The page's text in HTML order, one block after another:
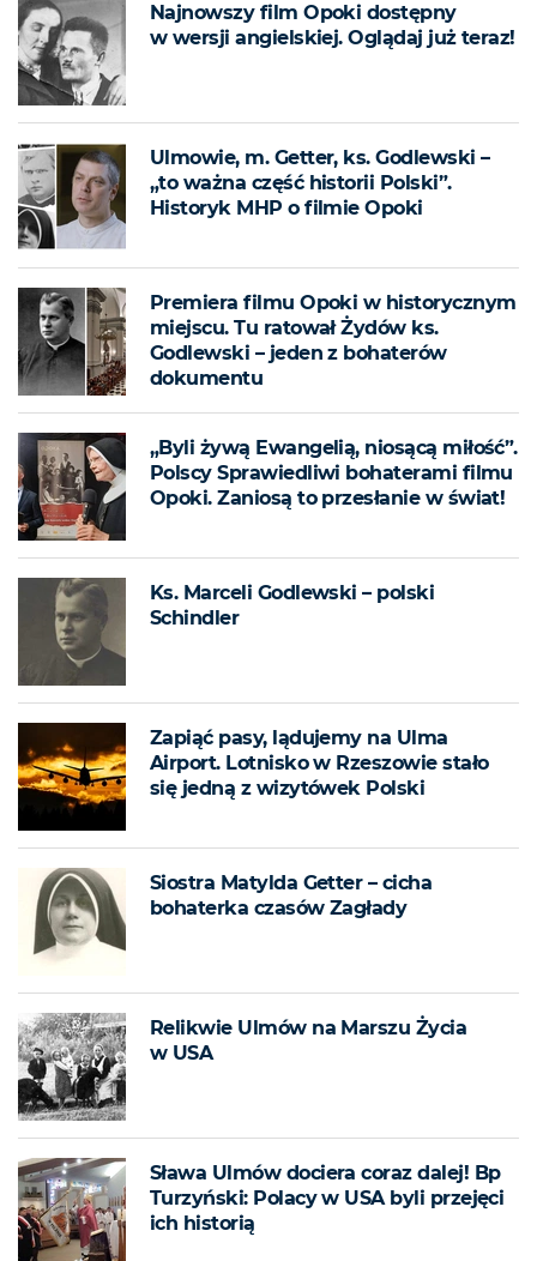
Najnowszy film Opoki dostępny
w wersji angielskiej. Oglądaj już teraz!
Ulmowie, m. Getter, ks. Godlewski –
„to ważna część historii Polski”.
Historyk MHP o filmie Opoki
Premiera filmu Opoki w historycznym
miejscu. Tu ratował Żydów ks.
Godlewski – jeden z bohaterów
dokumentu
„Byli żywą Ewangelią, niosącą miłość”.
Polscy Sprawiedliwi bohaterami filmu
Opoki. Zaniosą to przesłanie w świat!
Ks. Marceli Godlewski – polski
Schindler
Zapiąć pasy, lądujemy na Ulma
Airport. Lotnisko w Rzeszowie stało
się jedną z wizytówek Polski
Siostra Matylda Getter – cicha
bohaterka czasów Zagłady
Relikwie Ulmów na Marszu Życia
w USA
Sława Ulmów dociera coraz dalej! Bp
Turzyński: Polacy w USA byli przejęci
ich historią